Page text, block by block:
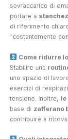
sovraccarico di
portare a
di riferimento
"costantemente
Come ridurre
Stabilire una
uno spazio di
esercizi di
tensione. Inoltre, le
base di zafferano
contribuire a